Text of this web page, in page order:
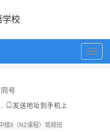
学校
切
换
号
发送地址到手机上
级II（N2课程）常规班